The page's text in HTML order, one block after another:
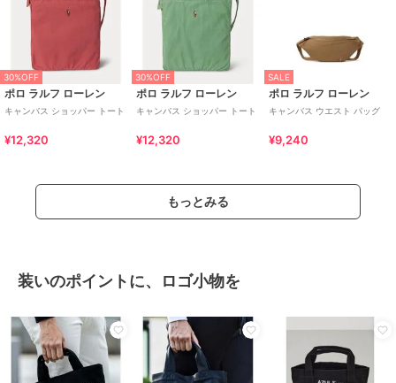
30%OFF
ポロ ラルフ ローレン
キャンバス ショッパー トート
¥12,320
30%OFF
ポロ ラルフ ローレン
キャンバス ショッパー トート
¥12,320
SALE
ポロ ラルフ ローレン
キャンバス ウエスト パッグ
¥9,240
もっとみる
装いのポイントに、ロゴ小物を